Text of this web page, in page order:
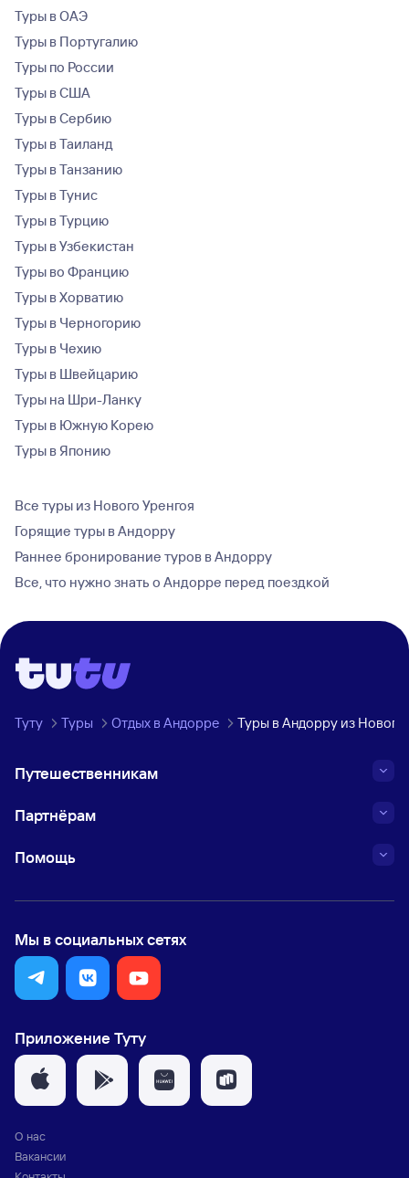
Туры в ОАЭ
Туры в Португалию
Туры по России
Туры в США
Туры в Сербию
Туры в Таиланд
Туры в Танзанию
Туры в Тунис
Туры в Турцию
Туры в Узбекистан
Туры во Францию
Туры в Хорватию
Туры в Черногорию
Туры в Чехию
Туры в Швейцарию
Туры на Шри-Ланку
Туры в Южную Корею
Туры в Японию
Все туры из Нового Уренгоя
Горящие туры в Андорру
Раннее бронирование туров в Андорру
Все, что нужно знать о Андорре перед поездкой
Туту Туры Отдых в Андорре Туры в Андорру из Нового
Путешественникам
Партнёрам
Помощь
Мы в социальных сетях
Приложение Туту
О нас
Вакансии